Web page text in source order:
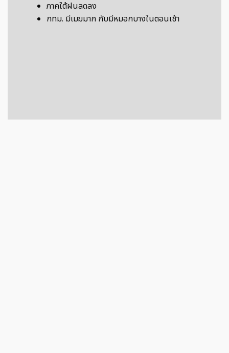
ภาคใต้ฝนลดลง
กทม. มีเมฆมาก กับมีหมอกบางในตอนเช้า